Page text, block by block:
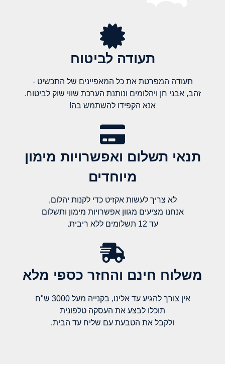
תעודה לביטוח
תעודה המפרטת את כל המאפיינים של התכשיט -
זהב, אבני חן ויהלומים ונותנת הערכת שווי שוק לביטוח.
אנא הקפידו להשתמש בה!
תנאי תשלום ואפשרויות מימון
מיוחדים
לא צריך לעשות אקזיט כדי לקנות יהלום,
אנחנו מציעים מגוון אפשרויות מימון ותשלום
עד 12 תשלומים ללא ריבית.
משלוח חינם והחזר כספי מלא​
אין צורך להגיע עד אלינו, בקנייה מעל 3000 ש"ח
תוכלו לבצע את העסקה טלפונית
ולקבל את הטבעת עם שליח עד הבית.